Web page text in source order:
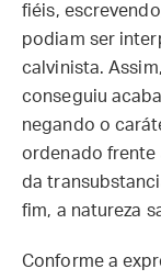
fiéis,
podiam ser
calvinista.
conseguiu
negando o
ordenado frente
da
fim, a natureza
Conforme a